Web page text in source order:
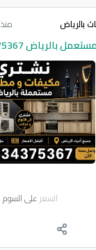
بالرياض منذ 8 ساعات
بالرياض 0534375367
السعر على السوم